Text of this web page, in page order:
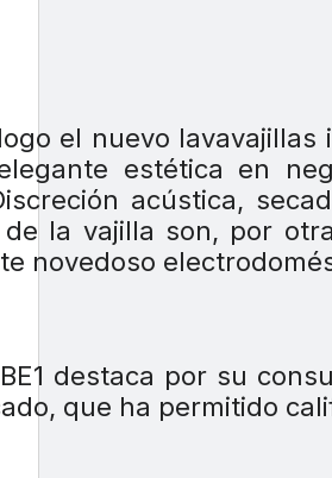
el nuevo lavavajillas
estética en
acústica,
la vajilla son, por
novedoso
destaca por su
que ha permitido